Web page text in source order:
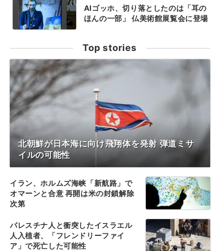
AIゴッホ、切り落としたのは「耳の
ほんの一部」 仏美術館展覧会に登場
Top stories
北朝鮮が日本海に向け飛翔体を発射 弾道ミサ
イルの可能性
イラン、ホルムズ海峡「新航路」で
オマーンと合意 再開は米の封鎖解除
次第
パレスチナ人と衝突したイスラエル
人入植者、「フレンドリーファイ
ア」で死亡した可能性